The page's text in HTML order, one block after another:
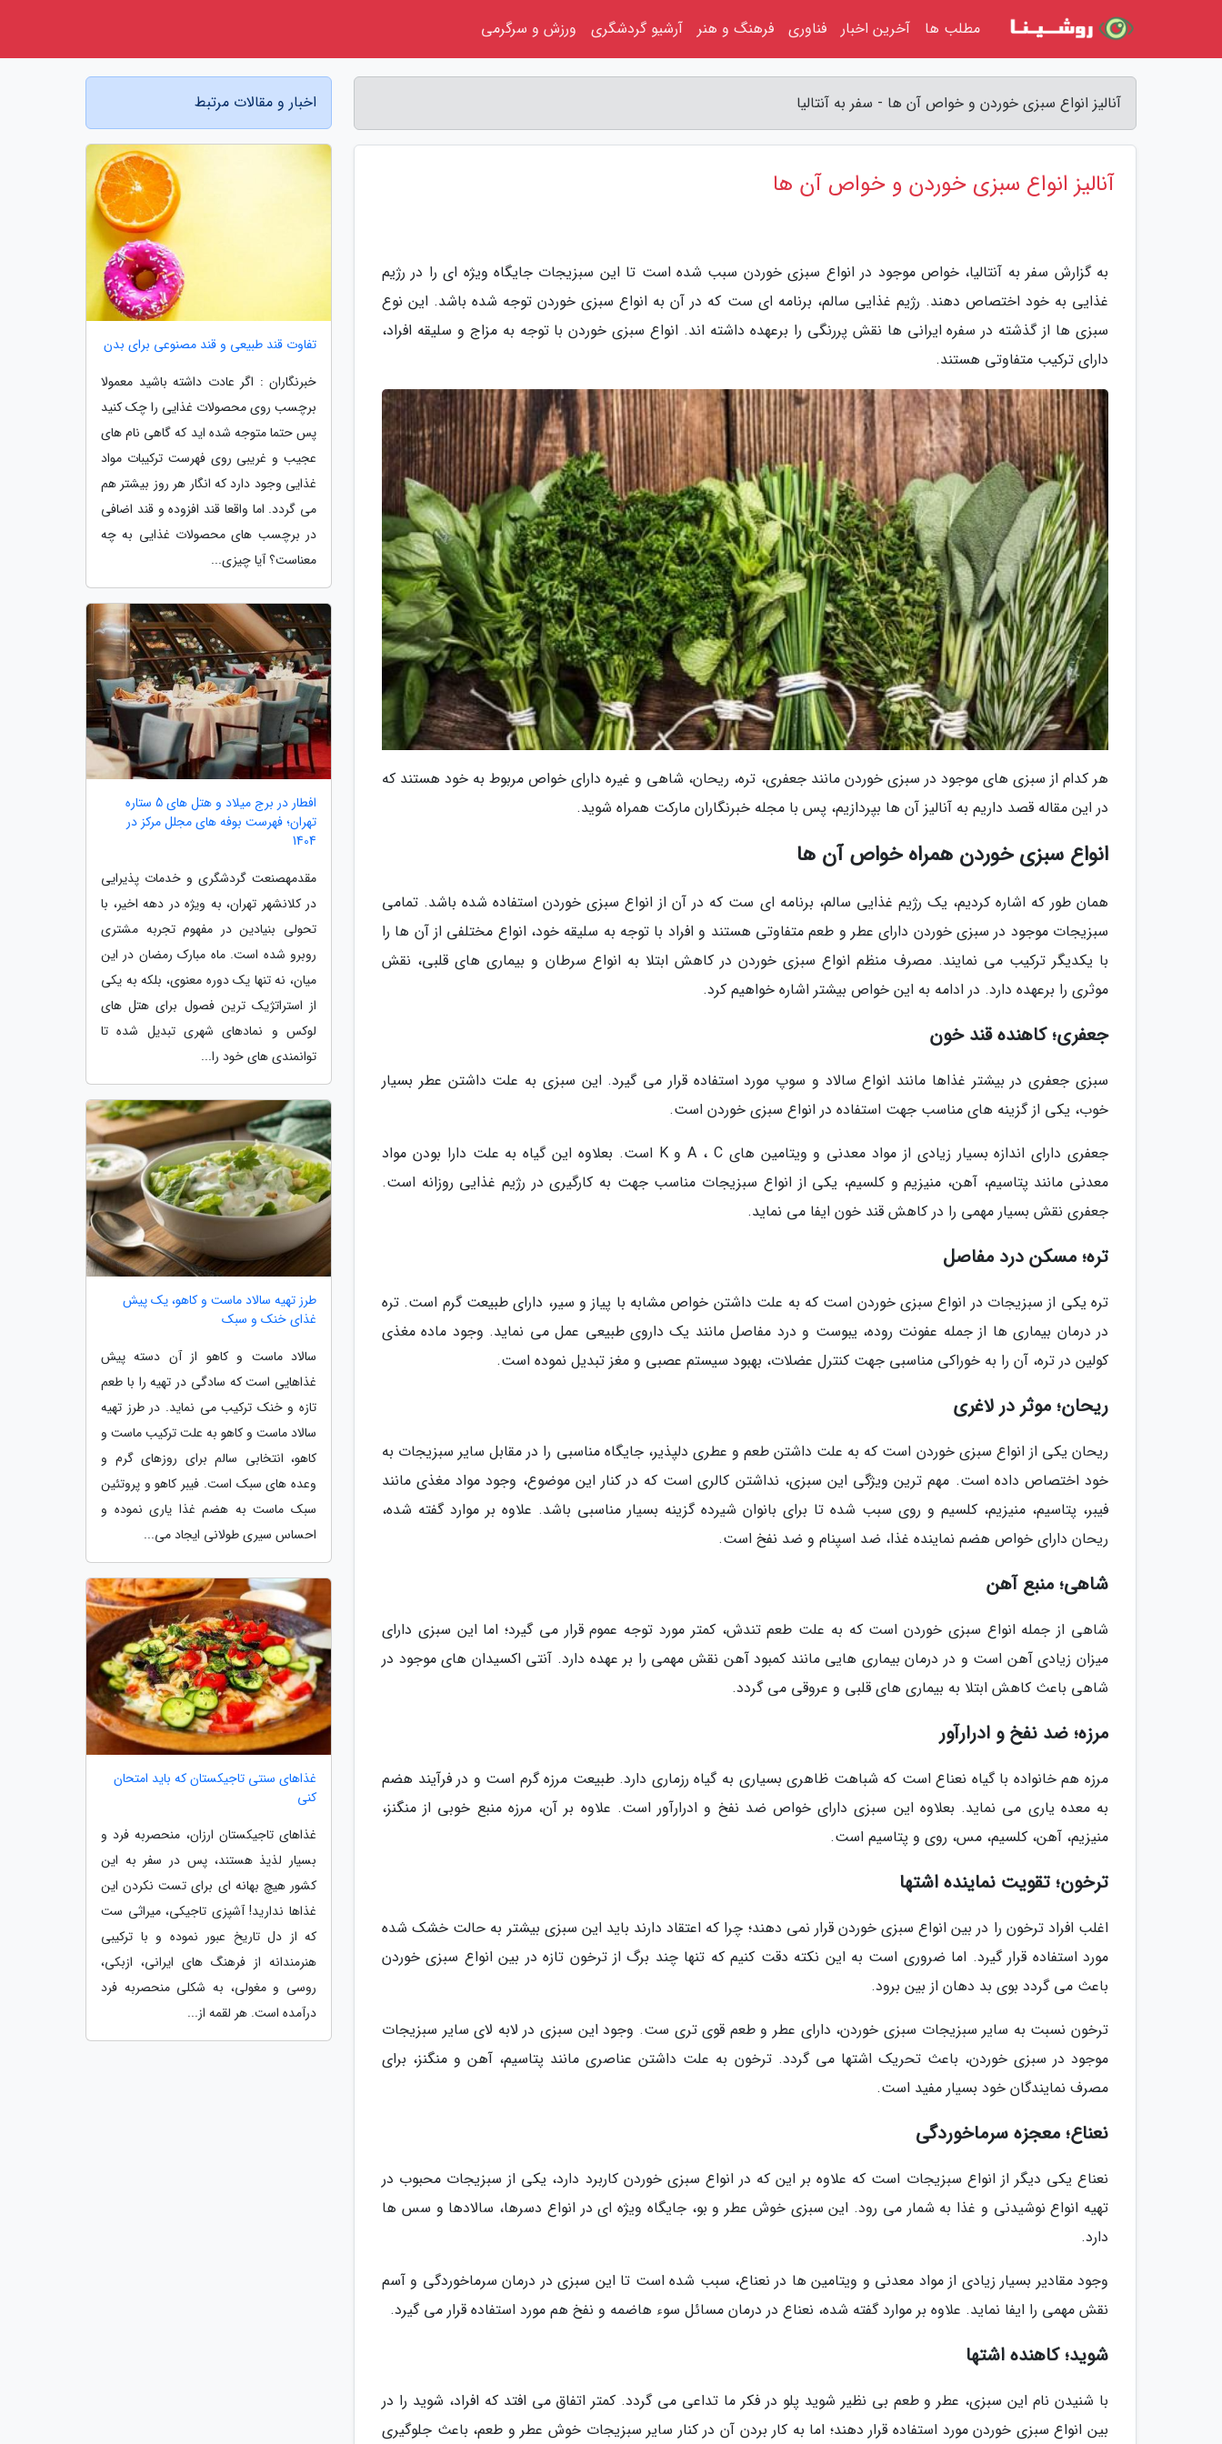
آنالیز انواع سبزی خوردن و خواص آن ها - سفر به آنتالیا
آنالیز انواع سبزی خوردن و خواص آن ها
به گزارش سفر به آنتالیا، خواص موجود در انواع سبزی خوردن سبب شده است تا این سبزیجات جایگاه ویژه ای را در رژیم
غذایی به خود اختصاص دهند. رژیم غذایی سالم، برنامه ای ست که در آن به انواع سبزی خوردن توجه شده باشد. این نوع
سبزی ها از گذشته در سفره ایرانی ها نقش پررنگی را برعهده داشته اند. انواع سبزی خوردن با توجه به مزاج و سلیقه افراد،
دارای ترکیب متفاوتی هستند.
هر کدام از سبزی های موجود در سبزی خوردن مانند جعفری، تره، ریحان، شاهی و غیره دارای خواص مربوط به خود هستند که
در این مقاله قصد داریم به آنالیز آن ها بپردازیم، پس با مجله خبرنگاران مارکت همراه شوید.
انواع سبزی خوردن همراه خواص آن ها
همان طور که اشاره کردیم، یک رژیم غذایی سالم، برنامه ای ست که در آن از انواع سبزی خوردن استفاده شده باشد. تمامی
سبزیجات موجود در سبزی خوردن دارای عطر و طعم متفاوتی هستند و افراد با توجه به سلیقه خود، انواع مختلفی از آن ها را
با یکدیگر ترکیب می نمایند. مصرف منظم انواع سبزی خوردن در کاهش ابتلا به انواع سرطان و بیماری های قلبی، نقش
موثری را برعهده دارد. در ادامه به این خواص بیشتر اشاره خواهیم کرد.
جعفری؛ کاهنده قند خون
سبزی جعفری در بیشتر غذاها مانند انواع سالاد و سوپ مورد استفاده قرار می گیرد. این سبزی به علت داشتن عطر بسیار
خوب، یکی از گزینه های مناسب جهت استفاده در انواع سبزی خوردن است.
جعفری دارای اندازه بسیار زیادی از مواد معدنی و ویتامین های A ، C و K است. بعلاوه این گیاه به علت دارا بودن مواد
معدنی مانند پتاسیم، آهن، منیزیم و کلسیم، یکی از انواع سبزیجات مناسب جهت به کارگیری در رژیم غذایی روزانه است.
جعفری نقش بسیار مهمی را در کاهش قند خون ایفا می نماید.
تره؛ مسکن درد مفاصل
تره یکی از سبزیجات در انواع سبزی خوردن است که به علت داشتن خواص مشابه با پیاز و سیر، دارای طبیعت گرم است. تره
در درمان بیماری ها از جمله عفونت روده، یبوست و درد مفاصل مانند یک داروی طبیعی عمل می نماید. وجود ماده مغذی
کولین در تره، آن را به خوراکی مناسبی جهت کنترل عضلات، بهبود سیستم عصبی و مغز تبدیل نموده است.
ریحان؛ موثر در لاغری
ریحان یکی از انواع سبزی خوردن است که به علت داشتن طعم و عطری دلپذیر، جایگاه مناسبی را در مقابل سایر سبزیجات به
خود اختصاص داده است. مهم ترین ویژگی این سبزی، نداشتن کالری است که در کنار این موضوع، وجود مواد مغذی مانند
فیبر، پتاسیم، منیزیم، کلسیم و روی سبب شده تا برای بانوان شیرده گزینه بسیار مناسبی باشد. علاوه بر موارد گفته شده،
ریحان دارای خواص هضم نماینده غذا، ضد اسپنام و ضد نفخ است.
شاهی؛ منبع آهن
شاهی از جمله انواع سبزی خوردن است که به علت طعم تندش، کمتر مورد توجه عموم قرار می گیرد؛ اما این سبزی دارای
میزان زیادی آهن است و در درمان بیماری هایی مانند کمبود آهن نقش مهمی را بر عهده دارد. آنتی اکسیدان های موجود در
شاهی باعث کاهش ابتلا به بیماری های قلبی و عروقی می گردد.
مرزه؛ ضد نفخ و ادرارآور
مرزه هم خانواده با گیاه نعناع است که شباهت ظاهری بسیاری به گیاه رزماری دارد. طبیعت مرزه گرم است و در فرآیند هضم
به معده یاری می نماید. بعلاوه این سبزی دارای خواص ضد نفخ و ادرارآور است. علاوه بر آن، مرزه منبع خوبی از منگنز،
منیزیم، آهن، کلسیم، مس، روی و پتاسیم است.
ترخون؛ تقویت نماینده اشتها
اغلب افراد ترخون را در بین انواع سبزی خوردن قرار نمی دهند؛ چرا که اعتقاد دارند باید این سبزی بیشتر به حالت خشک شده
مورد استفاده قرار گیرد. اما ضروری است به این نکته دقت کنیم که تنها چند برگ از ترخون تازه در بین انواع سبزی خوردن
باعث می گردد بوی بد دهان از بین برود.
ترخون نسبت به سایر سبزیجات سبزی خوردن، دارای عطر و طعم قوی تری ست. وجود این سبزی در لابه لای سایر سبزیجات
موجود در سبزی خوردن، باعث تحریک اشتها می گردد. ترخون به علت داشتن عناصری مانند پتاسیم، آهن و منگنز، برای
مصرف نمایندگان خود بسیار مفید است.
نعناع؛ معجزه سرماخوردگی
نعناع یکی دیگر از انواع سبزیجات است که علاوه بر این که در انواع سبزی خوردن کاربرد دارد، یکی از سبزیجات محبوب در
تهیه انواع نوشیدنی و غذا به شمار می رود. این سبزی خوش عطر و بو، جایگاه ویژه ای در انواع دسرها، سالادها و سس ها
دارد.
وجود مقادیر بسیار زیادی از مواد معدنی و ویتامین ها در نعناع، سبب شده است تا این سبزی در درمان سرماخوردگی و آسم
نقش مهمی را ایفا نماید. علاوه بر موارد گفته شده، نعناع در درمان مسائل سوء هاضمه و نفخ هم مورد استفاده قرار می گیرد.
شوید؛ کاهنده اشتها
با شنیدن نام این سبزی، عطر و طعم بی نظیر شوید پلو در فکر ما تداعی می گردد. کمتر اتفاق می افتد که افراد، شوید را در
بین انواع سبزی خوردن مورد استفاده قرار دهند؛ اما به کار بردن آن در کنار سایر سبزیجات خوش عطر و طعم، باعث جلوگیری
اخبار و مقالات مرتبط
تفاوت قند طبیعی و قند مصنوعی برای بدن
خبرنگاران : اگر عادت داشته باشید معمولا
برچسب روی محصولات غذایی را چک کنید
پس حتما متوجه شده اید که گاهی نام های
عجیب و غریبی روی فهرست ترکیبات مواد
غذایی وجود دارد که انگار هر روز بیشتر هم
می گردد. اما واقعا قند افزوده و قند اضافی
در برچسب های محصولات غذایی به چه
معناست؟ آیا چیزی...
افطار در برج میلاد و هتل های 5 ستاره
تهران؛ فهرست بوفه های مجلل مرکز در
1404
مقدمهصنعت گردشگری و خدمات پذیرایی
در کلانشهر تهران، به ویژه در دهه اخیر، با
تحولی بنیادین در مفهوم تجربه مشتری
روبرو شده است. ماه مبارک رمضان در این
میان، نه تنها یک دوره معنوی، بلکه به یکی
از استراتژیک ترین فصول برای هتل های
لوکس و نمادهای شهری تبدیل شده تا
توانمندی های خود را...
طرز تهیه سالاد ماست و کاهو، یک پیش
غذای خنک و سبک
سالاد ماست و کاهو از آن دسته پیش
غذاهایی است که سادگی در تهیه را با طعم
تازه و خنک ترکیب می نماید. در طرز تهیه
سالاد ماست و کاهو به علت ترکیب ماست و
کاهو، انتخابی سالم برای روزهای گرم و
وعده های سبک است. فیبر کاهو و پروتئین
سبک ماست به هضم غذا یاری نموده و
احساس سیری طولانی ایجاد می...
غذاهای سنتی تاجیکستان که باید امتحان
کنی
غذاهای تاجیکستان ارزان، منحصربه فرد و
بسیار لذیذ هستند، پس در سفر به این
کشور هیچ بهانه ای برای تست نکردن این
غذاها ندارید! آشپزی تاجیکی، میراثی ست
که از دل تاریخ عبور نموده و با ترکیبی
هنرمندانه از فرهنگ های ایرانی، ازبکی،
روسی و مغولی، به شکلی منحصربه فرد
درآمده است. هر لقمه از...
مطلب ها آخرین اخبار فناوری فرهنگ و هنر آرشیو گردشگری ورزش و سرگرمی